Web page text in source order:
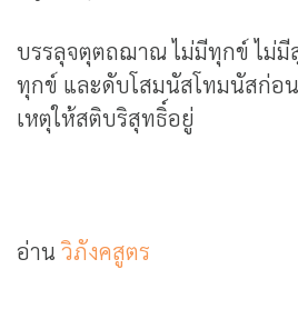
บรรลุจตุตถฌาณ ไม่มีทุกข์ ไม่มี
ทุกข์ และดับโสมนัสโทมนัสก่อ
เหตุให้สติบริสุทธิ์อยู่
อ่าน วิภังคสูตร